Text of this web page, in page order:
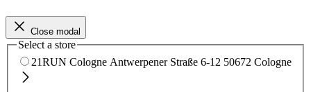
Close modal
Select a store
21RUN Cologne Antwerpener Straße 6-12 50672 Cologne